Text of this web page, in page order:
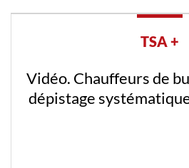
TSA +
Vidéo. Première
la prostate en